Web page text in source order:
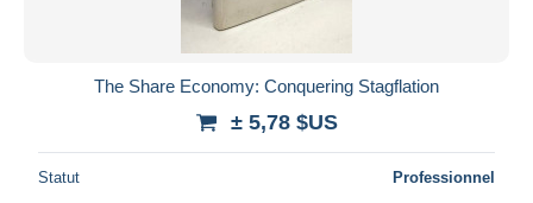
The Share Economy: Conquering Stagflation
± 5,78 $US
Statut Professionnel